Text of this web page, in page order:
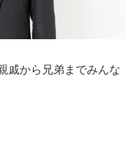
戚から兄弟までみんな